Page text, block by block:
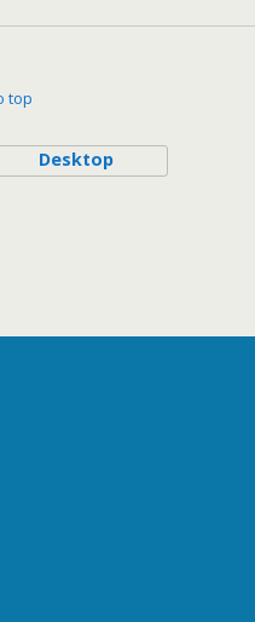
top
Desktop